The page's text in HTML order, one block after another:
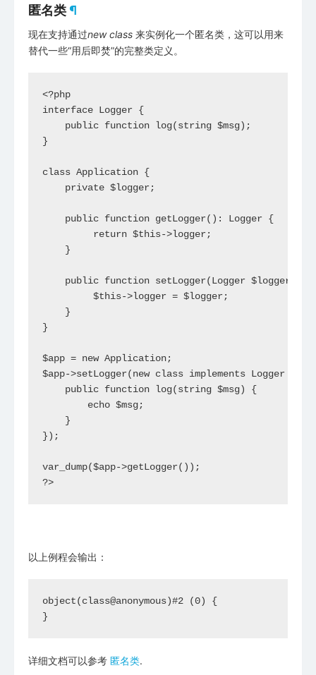
匿名类 ¶
现在支持通过new class 来实例化一个匿名类，这可以用来
替代一些“用后即焚”的完整类定义。
<?php
interface Logger {
    public function log(string $msg);
}
class Application {
    private $logger;
    public function getLogger(): Logger {
         return $this->logger;
    }
    public function setLogger(Logger $logger) {
         $this->logger = $logger;
    }
}
$app = new Application;
$app->setLogger(new class implements Logger {
    public function log(string $msg) {
        echo $msg;
    }
});
var_dump($app->getLogger());
?>
以上例程会输出：
object(class@anonymous)#2 (0) {
详细文档可以参考 匿名类.